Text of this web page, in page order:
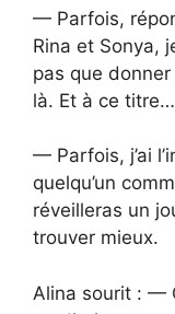
— Parfois,
Rina et Sonya,
pas que donner
là. Et à ce
— Parfois, j’ai
quelqu’un
réveilleras un
trouver mieux.
Alina sourit : —